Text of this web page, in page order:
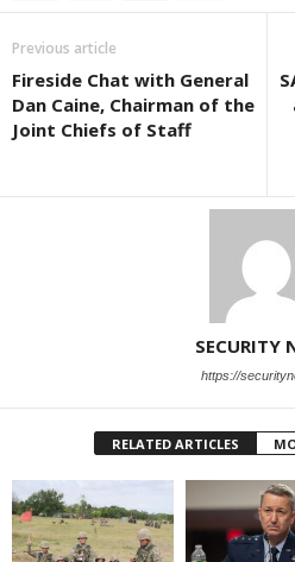
Previous article
Fireside Chat with General
Dan Caine, Chairman of the
Joint Chiefs of Staff
SECURITY
https://
RELATED ARTICLES